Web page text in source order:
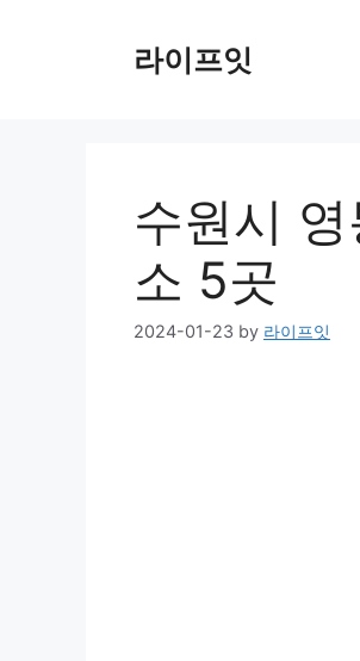
라이프잇
수원시
소 5곳
2024-01-23 by 라이프잇